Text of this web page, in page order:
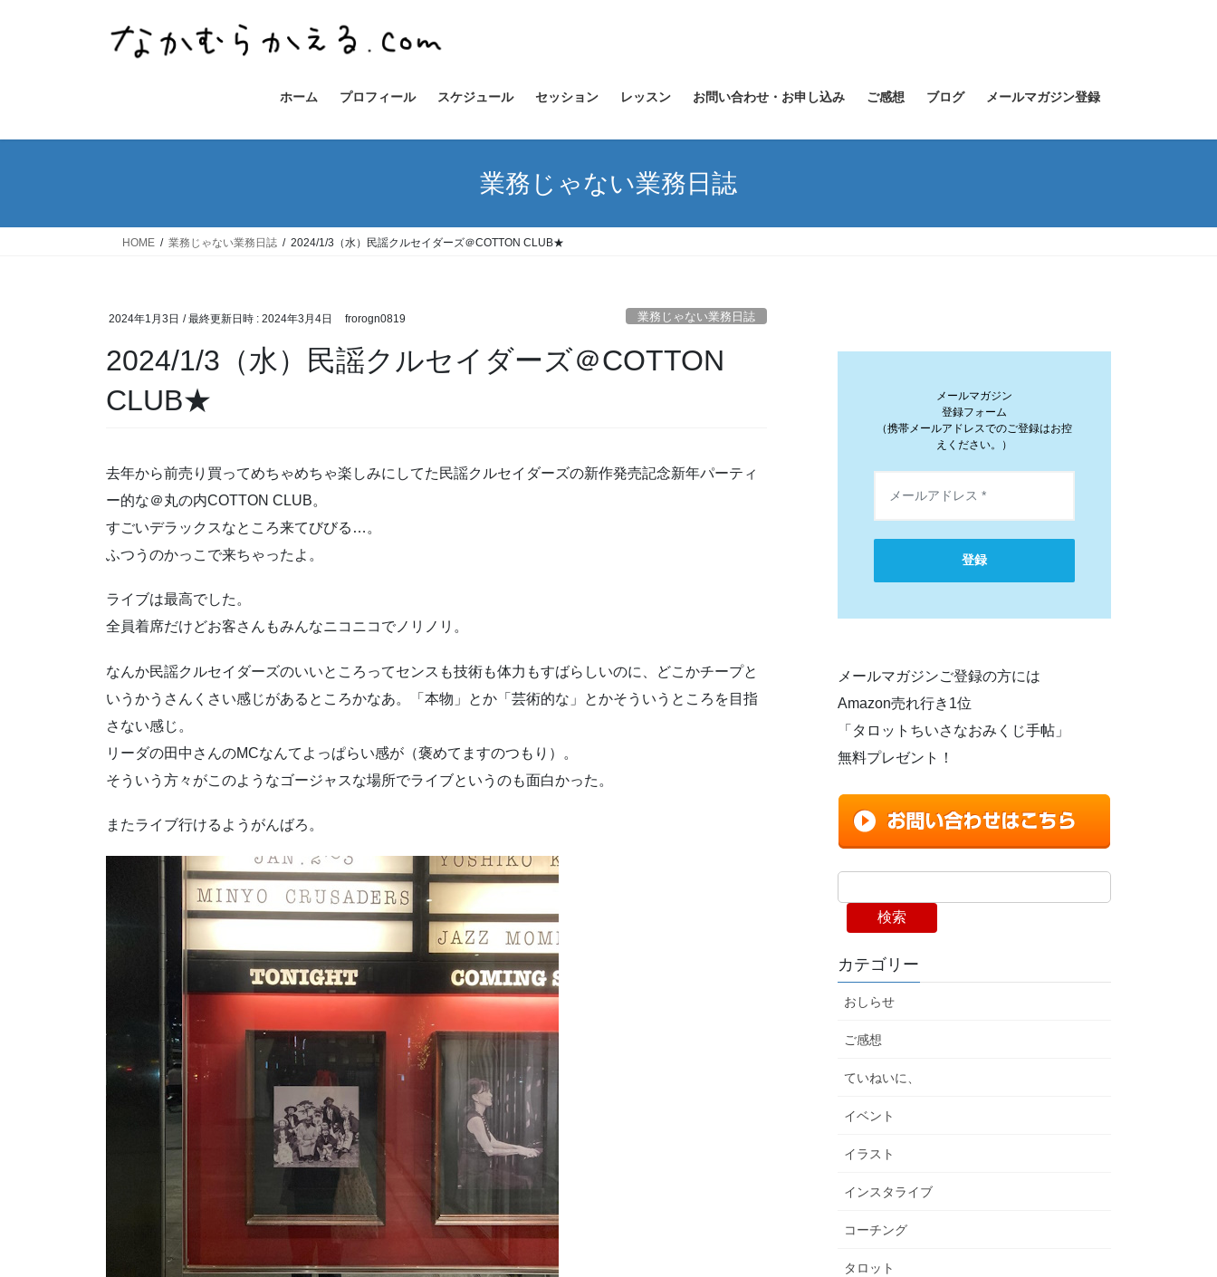
ス
ン
ホーム プロフィール スケジュール セッション レッスン お問い合わせ・お申し込み ご感想 ブログ メールマガジン登録
業務じゃない業務日誌
HOME 業務じゃない業務日誌 2024/1/3（水）民謡クルセイダーズ＠COTTON CLUB★
2024年1月3日 / 最終更新日時 : 2024年3月4日 frorogn0819 業務じゃない業務日誌
2024/1/3（水）民謡クルセイダーズ＠COTTON
CLUB★
去年から前売り買ってめちゃめちゃ楽しみにしてた民謡クルセイダーズの新作発売記念新年パーティ
ー的な＠丸の内COTTON CLUB。
すごいデラックスなところ来てびびる…。
ふつうのかっこで来ちゃったよ。
ライブは最高でした。
全員着席だけどお客さんもみんなニコニコでノリノリ。
なんか民謡クルセイダーズのいいところってセンスも技術も体力もすばらしいのに、どこかチープと
いうかうさんくさい感じがあるところかなあ。「本物」とか「芸術的な」とかそういうところを目指
さない感じ。
リーダの田中さんのMCなんてよっぱらい感が（褒めてますのつもり）。
そういう方々がこのようなゴージャスな場所でライブというのも面白かった。
またライブ行けるようがんばろ。
メールマガジン
登録フォーム
（携帯メールアドレスでのご登録はお控
えください。）
登録
メールマガジンご登録の方には
Amazon売れ行き1位
「タロットちいさなおみくじ手帖」
無料プレゼント！
検索
カテゴリー
おしらせ
ご感想
ていねいに、
イベント
イラスト
インスタライブ
コーチング
タロット